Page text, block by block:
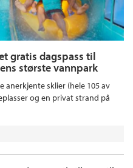
gratis dagspass til
største vannpark
anerkjente sklier (hele 105 av
og en privat strand på